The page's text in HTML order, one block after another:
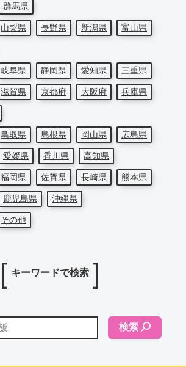
群馬県
山梨県 長野県 新潟県
富山県
岐阜県 静岡県 愛知県
三重県
滋賀県 京都府 大阪府
兵庫県
鳥取県 島根県 岡山県
広島県
愛媛県 香川県
高知県
福岡県 佐賀県 長崎県
熊本県
鹿児島県
沖縄県
その他
キーワードで検索
検索